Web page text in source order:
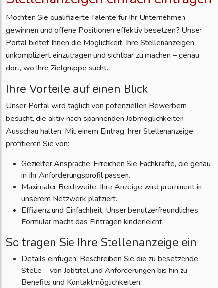
Möchten Sie qualifizierte Talente für Ihr Unternehmen
gewinnen und offene Positionen effektiv besetzen? Unser
Portal bietet Ihnen die Möglichkeit, Ihre Stellenanzeigen
unkompliziert einzutragen und sichtbar zu machen – genau
dort, wo Ihre Zielgruppe sucht.
Ihre Vorteile auf einen Blick
Unser Portal wird täglich von potenziellen Bewerbern
besucht, die aktiv nach spannenden Jobmöglichkeiten
Ausschau halten. Mit einem Eintrag Ihrer Stellenanzeige
profitieren Sie von:
Gezielter Ansprache: Erreichen Sie Fachkräfte, die genau
in Ihr Anforderungsprofil passen.
Maximaler Reichweite: Ihre Anzeige wird prominent in
unserem Netzwerk platziert.
Effizienz und Einfachheit: Unser benutzerfreundliches
Formular macht das Eintragen kinderleicht.
So tragen Sie Ihre Stellenanzeige ein
Details einfügen: Beschreiben Sie die zu besetzende
Stelle – von Jobtitel und Anforderungen bis hin zu
Benefits und Kontaktmöglichkeiten.